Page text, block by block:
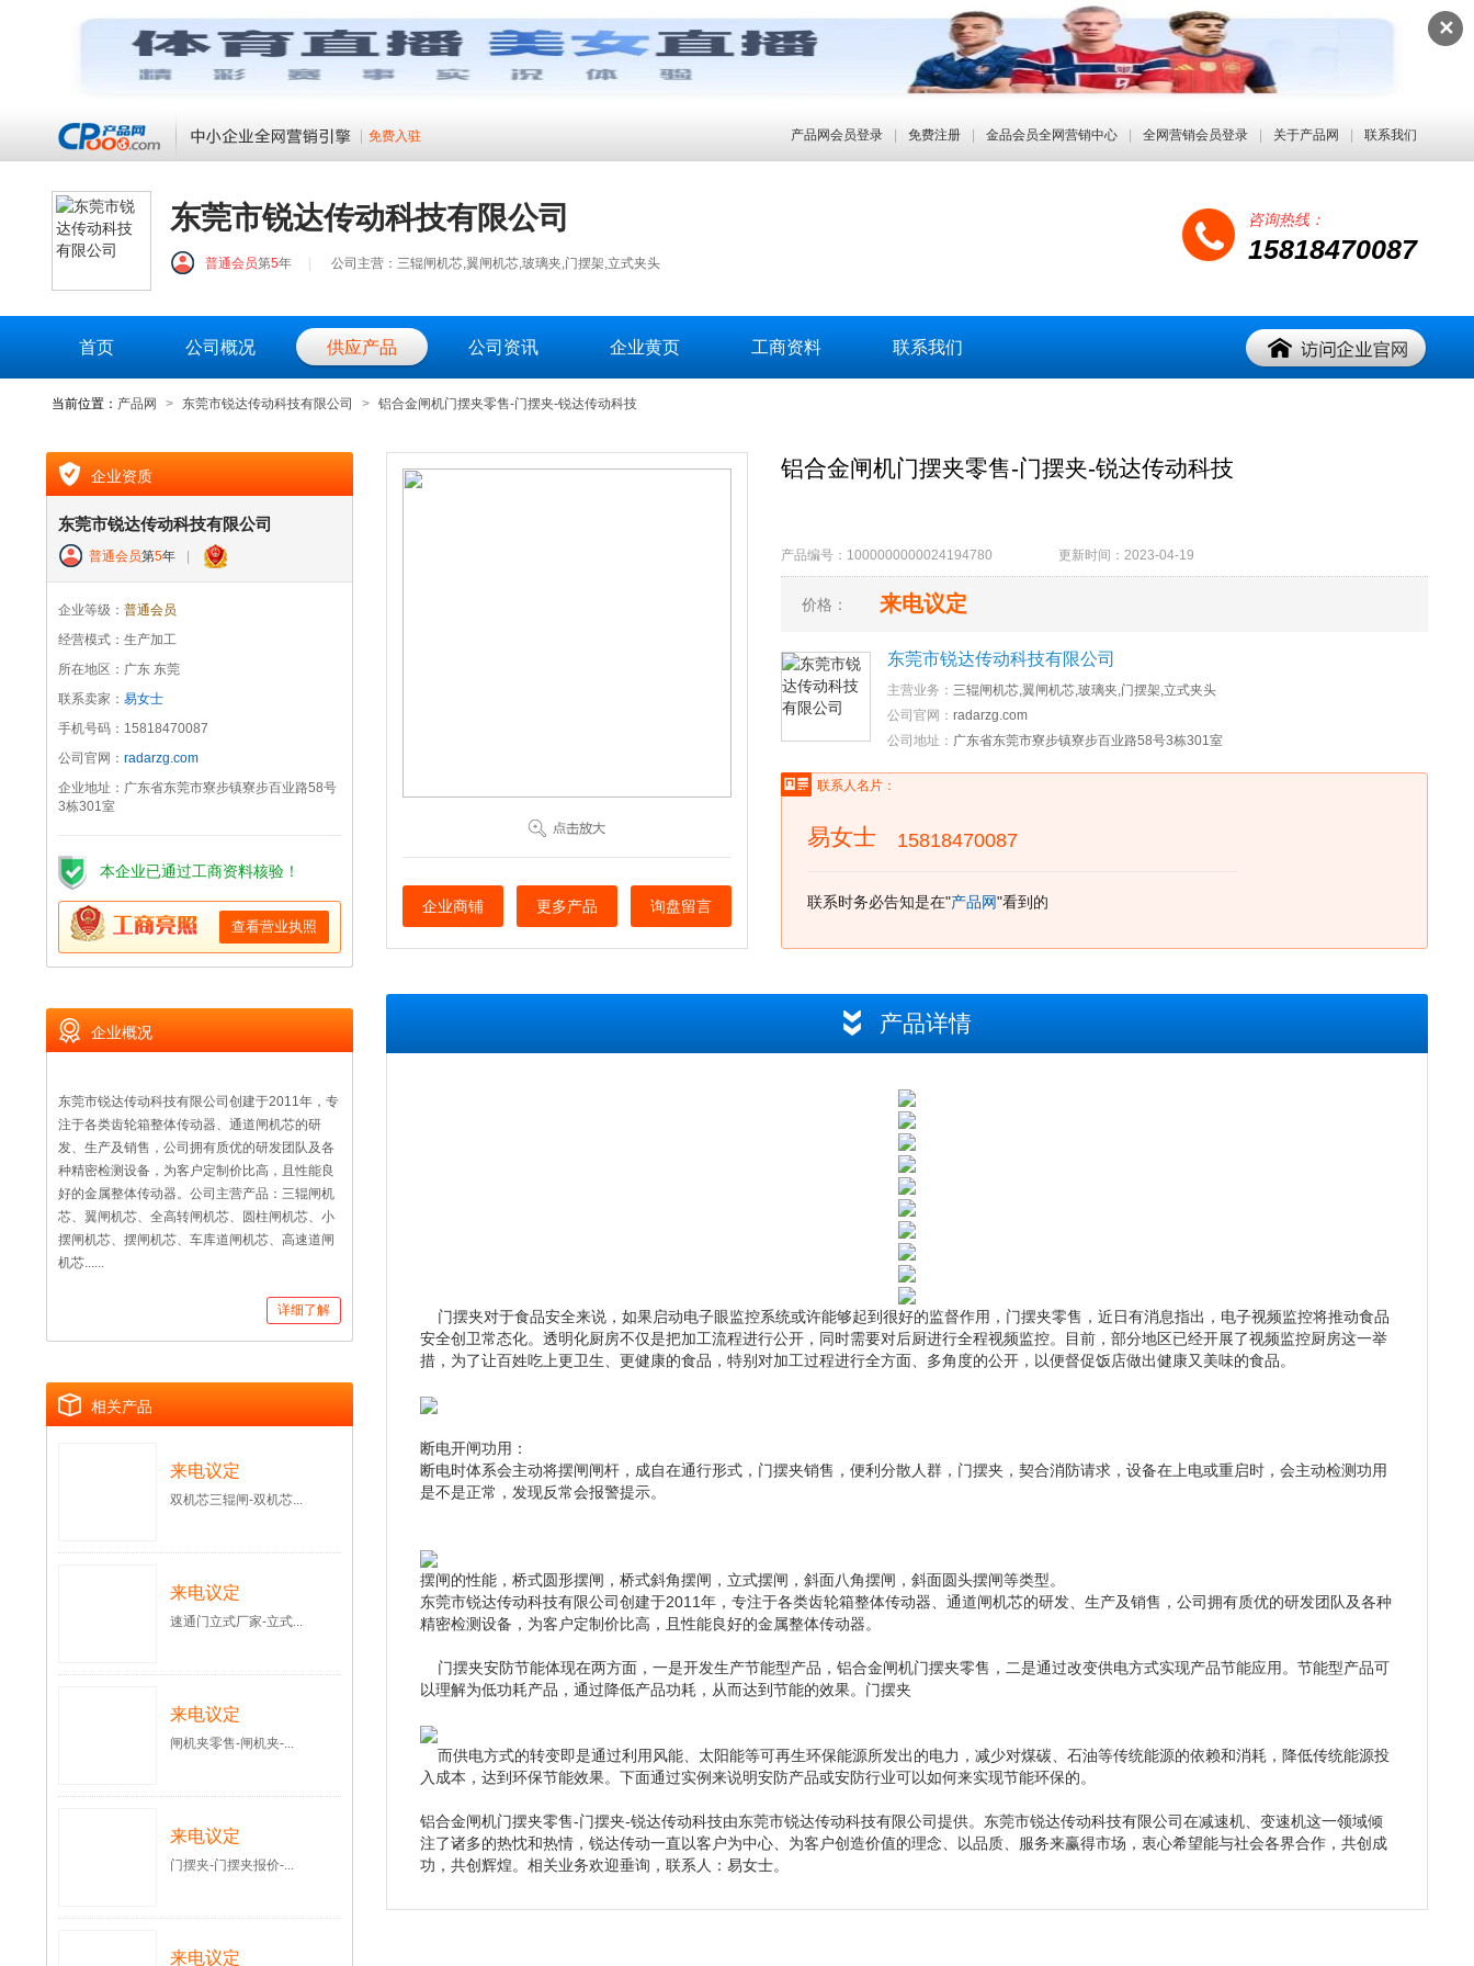
✕
免费入驻 产品网会员登录 免费注册 金品会员全网营销中心 全网营销会员登录 关于产品网 联系我们
东莞市锐达传动科技有限公司
普通会员第5年 公司主营：三辊闸机芯,翼闸机芯,玻璃夹,门摆架,立式夹头
咨询热线：
15818470087
首页 公司概况 供应产品 公司资讯 企业黄页 工商资料 联系我们
当前位置： 产品网 > 东莞市锐达传动科技有限公司 > 铝合金闸机门摆夹零售-门摆夹-锐达传动科技
企业资质
东莞市锐达传动科技有限公司
普通会员第5年
企业等级： 普通会员
经营模式：生产加工
所在地区：广东 东莞
联系卖家： 易女士
手机号码：15818470087
公司官网： radarzg.com
企业地址：广东省东莞市寮步镇寮步百业路58号
3栋301室
本企业已通过工商资料核验！
查看营业执照
企业概况
东莞市锐达传动科技有限公司创建于2011年，专
注于各类齿轮箱整体传动器、通道闸机芯的研
发、生产及销售，公司拥有质优的研发团队及各
种精密检测设备，为客户定制价比高，且性能良
好的金属整体传动器。公司主营产品：三辊闸机
芯、翼闸机芯、全高转闸机芯、圆柱闸机芯、小
摆闸机芯、摆闸机芯、车库道闸机芯、高速道闸
机芯......
详细了解
相关产品
来电议定
双机芯三辊闸-双机芯...
来电议定
速通门立式厂家-立式...
来电议定
闸机夹零售-闸机夹-...
来电议定
门摆夹-门摆夹报价-...
来电议定
企业商铺 更多产品 询盘留言
铝合金闸机门摆夹零售-门摆夹-锐达传动科技
产品编号：1000000000024194780 更新时间：2023-04-19
价格： 来电议定
东莞市锐达传动科技有限公司
主营业务： 三辊闸机芯,翼闸机芯,玻璃夹,门摆架,立式夹头
公司官网： radarzg.com
公司地址： 广东省东莞市寮步镇寮步百业路58号3栋301室
联系人名片：
易女士 15818470087
联系时务必告知是在"产品网"看到的
产品详情
门摆夹对于食品安全来说，如果启动电子眼监控系统或许能够起到很好的监督作用，门摆夹零售，近日有消息指出，电子视频监控将推动食品
安全创卫常态化。透明化厨房不仅是把加工流程进行公开，同时需要对后厨进行全程视频监控。目前，部分地区已经开展了视频监控厨房这一举
措，为了让百姓吃上更卫生、更健康的食品，特别对加工过程进行全方面、多角度的公开，以便督促饭店做出健康又美味的食品。
断电开闸功用：
断电时体系会主动将摆闸闸杆，成自在通行形式，门摆夹销售，便利分散人群，门摆夹，契合消防请求，设备在上电或重启时，会主动检测功用
是不是正常，发现反常会报警提示。
摆闸的性能，桥式圆形摆闸，桥式斜角摆闸，立式摆闸，斜面八角摆闸，斜面圆头摆闸等类型。
东莞市锐达传动科技有限公司创建于2011年，专注于各类齿轮箱整体传动器、通道闸机芯的研发、生产及销售，公司拥有质优的研发团队及各种
精密检测设备，为客户定制价比高，且性能良好的金属整体传动器。
门摆夹安防节能体现在两方面，一是开发生产节能型产品，铝合金闸机门摆夹零售，二是通过改变供电方式实现产品节能应用。节能型产品可
以理解为低功耗产品，通过降低产品功耗，从而达到节能的效果。门摆夹
而供电方式的转变即是通过利用风能、太阳能等可再生环保能源所发出的电力，减少对煤碳、石油等传统能源的依赖和消耗，降低传统能源投
入成本，达到环保节能效果。下面通过实例来说明安防产品或安防行业可以如何来实现节能环保的。
铝合金闸机门摆夹零售-门摆夹-锐达传动科技由东莞市锐达传动科技有限公司提供。东莞市锐达传动科技有限公司在减速机、变速机这一领域倾
注了诸多的热忱和热情，锐达传动一直以客户为中心、为客户创造价值的理念、以品质、服务来赢得市场，衷心希望能与社会各界合作，共创成
功，共创辉煌。相关业务欢迎垂询，联系人：易女士。